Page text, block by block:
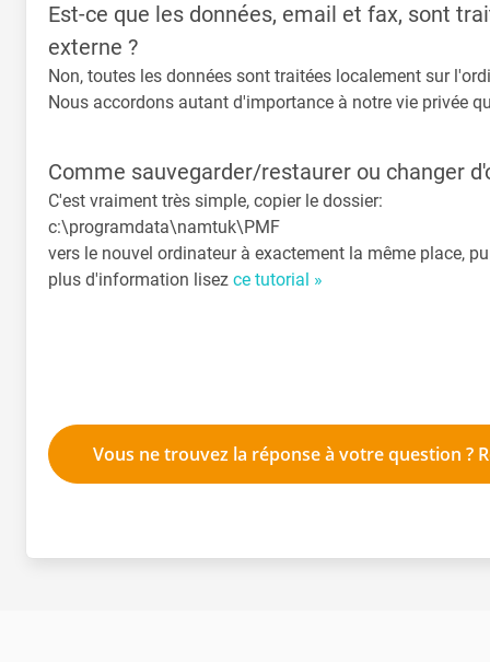
Est-ce que les données, email et fax, sont
externe ?
Non, toutes les données sont traitées localement sur
Nous accordons autant d'importance à notre vie privée
Comme sauvegarder/restaurer ou changer
C'est vraiment très simple, copier le dossier:
c:\programdata\namtuk\PMF
vers le nouvel ordinateur à exactement la même place,
plus d'information lisez ce tutorial »
Vous ne trouvez la réponse à votre question ?